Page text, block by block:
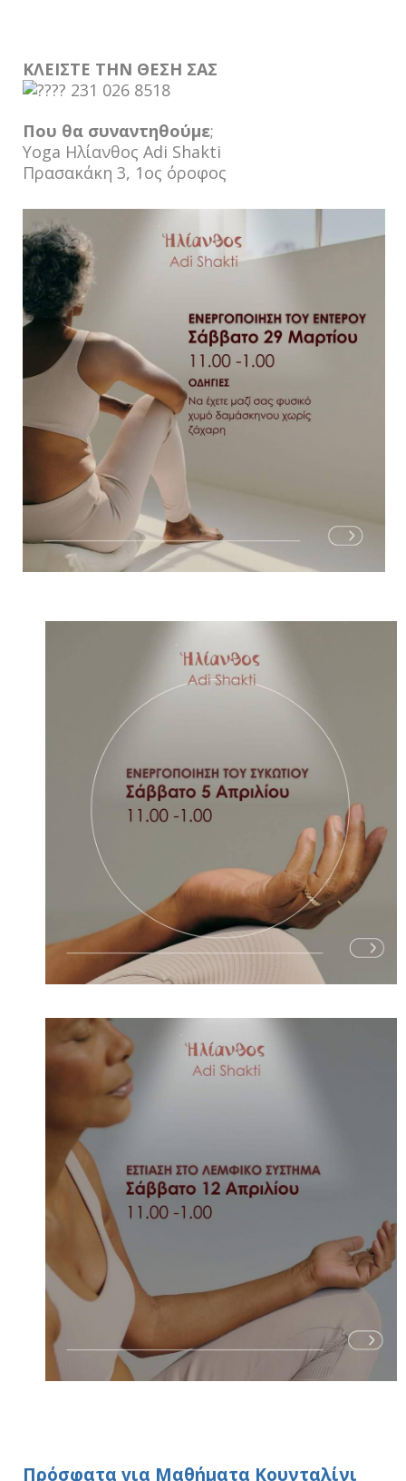
ΚΛΕΙΣΤΕ ΤΗΝ ΘΕΣΗ ΣΑΣ
231 026 8518
Που θα συναντηθούμε;
Yoga Ηλίανθος Adi Shakti
Πρασακάκη 3, 1ος όροφος
Πρόσφατα για Μαθήματα Κουνταλίνι